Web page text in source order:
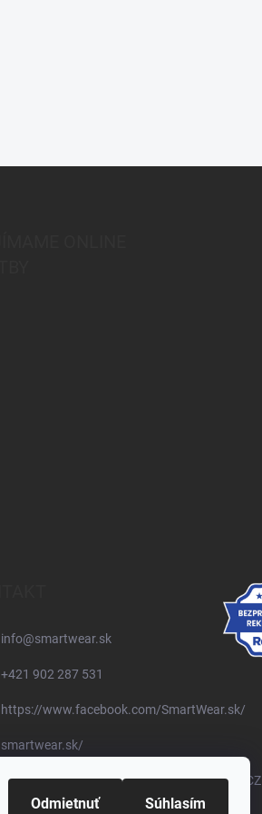
Odmietnuť Súhlasím
info@smartwear.sk
+421 902 287 531
https://www.facebook.com/SmartWear.sk/
smartwear.sk/
https://www.youtube.com/@SmartWearSKCZ